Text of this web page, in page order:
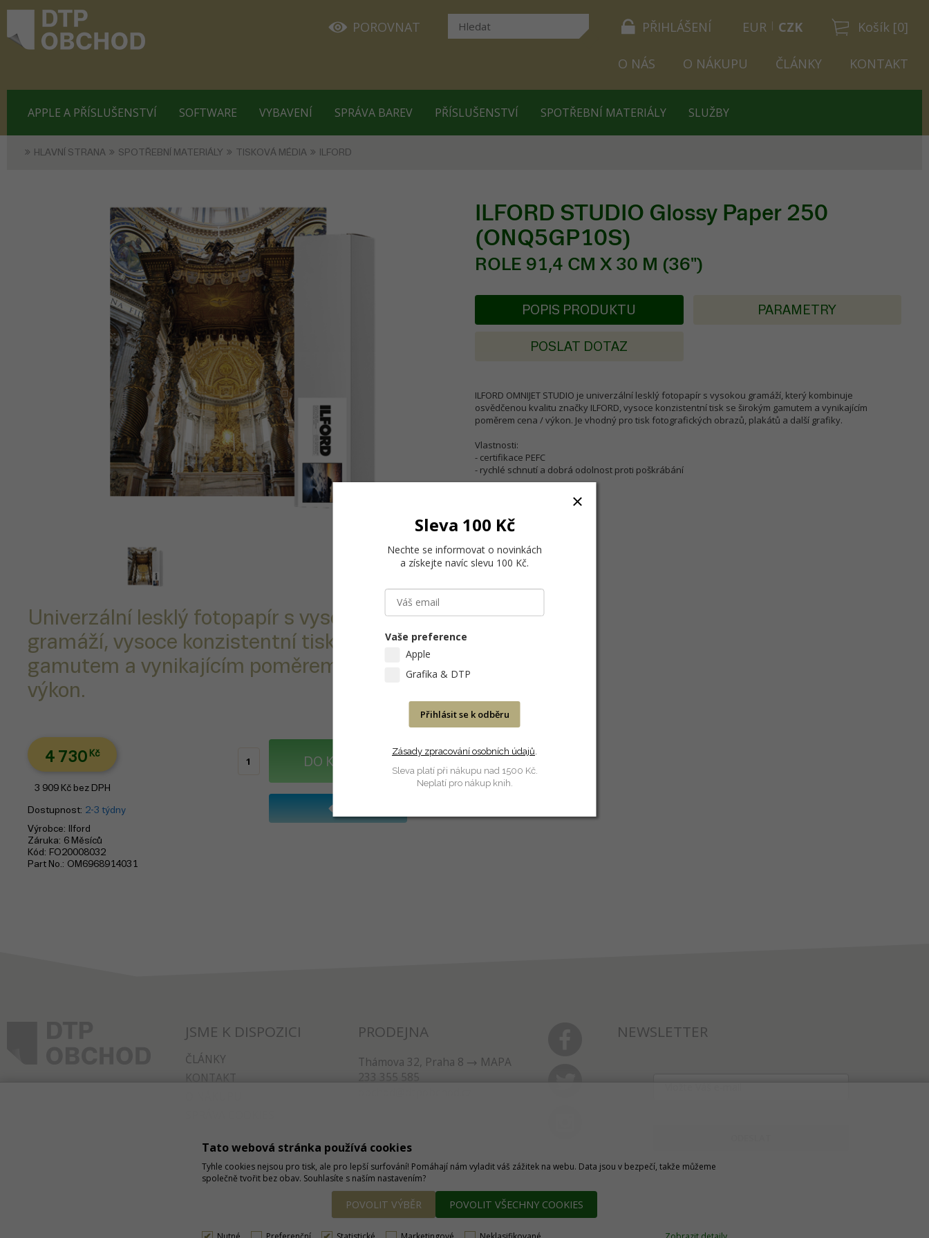
PŘIHLÁŠENÍ Košík [0]
POROVNAT EUR CZK
O NÁS O NÁKUPU ČLÁNKY KONTAKT
APPLE A PŘÍSLUŠENSTVÍ SOFTWARE VYBAVENÍ SPRÁVA BAREV PŘÍSLUŠENSTVÍ SPOTŘEBNÍ MATERIÁLY SLUŽBY
HLAVNÍ STRANA SPOTŘEBNÍ MATERIÁLY TISKOVÁ MÉDIA ILFORD
ILFORD STUDIO Glossy Paper 250
(ONQ5GP10S)
ROLE 91,4 CM X 30 M (36")
Univerzální lesklý fotopapír s vysokou
gramáží, vysoce konzistentní tisk se širokým
gamutem a vynikajícím poměrem cena /
výkon.
4 730 Kč
3 909 Kč bez DPH
Dostupnost 2-3 týdny
Výrobce
Ilford
Záruka 6 Měsíců
Kód
FO20008032
Part No. OM6968914031
DO KOŠÍKU
POPIS PRODUKTU PARAMETRY
POSLAT DOTAZ
ILFORD OMNIJET STUDIO je univerzální lesklý fotopapír s vysokou gramáží, který kombinuje
osvědčenou kvalitu značky ILFORD, vysoce konzistentní tisk se širokým gamutem a vynikajícím
poměrem cena / výkon. Je vhodný pro tisk fotografických obrazů, plakátů a další grafiky.
Vlastnosti:
- certifikace PEFC
- rychlé schnutí a dobrá odolnost proti poškrábání
JSME K DISPOZICI
ČLÁNKY
KONTAKT
PRODEJNA
Thámova 32, Praha 8
MAPA
233 355 585
NEWSLETTER
Tato webová stránka používá cookies
Tyhle cookies nejsou pro tisk, ale pro lepší surfování! Pomáhají nám vyladit váš zážitek na webu. Data jsou v bezpečí, takže můžeme
společně tvořit bez obav. Souhlasíte s naším nastavením?
POVOLIT VÝBĚR POVOLIT VŠECHNY COOKIES
Sleva 100 Kč
Nechte se informovat o novinkách
a získejte navíc slevu 100 Kč.
Vaše preference
Apple
Grafika & DTP
Přihlásit se k odběru
Zásady zpracování osobních údajů
Sleva platí při nákupu nad 1500 Kč.
Neplatí pro nákup knih.